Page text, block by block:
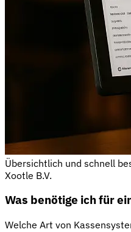
Übersichtlich und schnell
Xootle B.V.
Was benötige ich für
Welche Art von